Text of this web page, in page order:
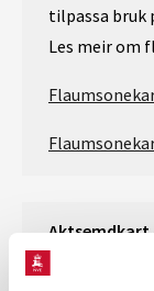
tilpassa bruk
Les meir om
Om det ikkje